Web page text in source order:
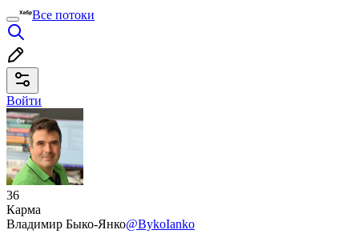
Все потоки
Войти
36
Карма
Владимир Быко-Янко@BykoIanko